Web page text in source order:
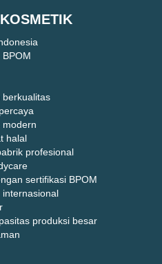
berkualitas
modern
halal
profesional
sertifikasi BPOM
internasional
produksi besar